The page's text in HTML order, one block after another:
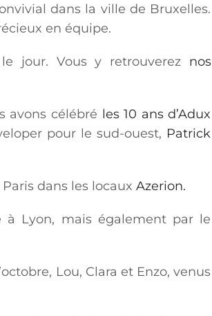
dans la ville de Bruxelles.
en équipe.
jour. Vous y retrouverez nos
avons célébré les 10 ans d’Adux
pour le sud-ouest, Patrick
dans les locaux Azerion.
Lyon, mais également par le
Lou, Clara et Enzo, venus